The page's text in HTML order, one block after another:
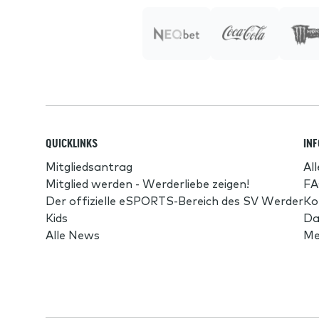
QUICKLINKS
Mitgliedsantrag
Mitglied werden - Werderliebe zeigen!
Der offizielle eSPORTS-Bereich des SV Werder
Kids
Alle News